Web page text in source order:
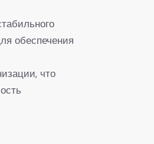
обеспечения
что